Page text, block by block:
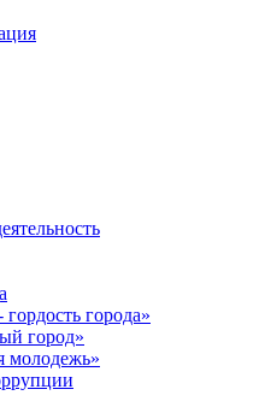
города»
город»
молодежь»